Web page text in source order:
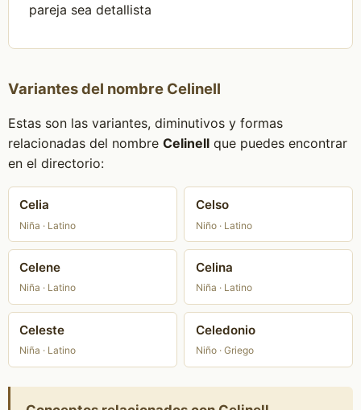
pareja sea detallista
Variantes del nombre Celinell
Estas son las variantes, diminutivos y formas
relacionadas del nombre Celinellque puedes encontrar
en el directorio:
Celia
Niña · Latino
Celso
Niño · Latino
Celene
Niña · Latino
Celina
Niña · Latino
Celeste
Niña · Latino
Celedonio
Niño · Griego